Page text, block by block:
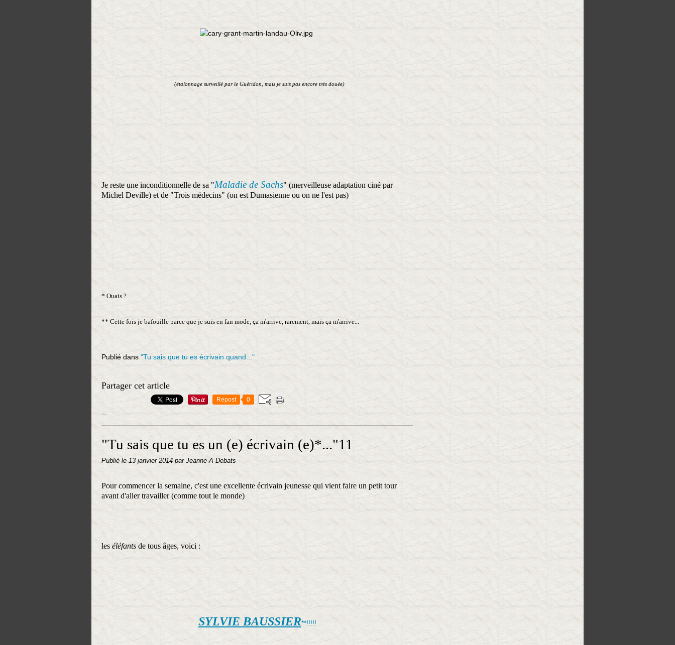
(étalonnage surveillé par le Guéridon, mais je suis pas encore très douée)
Je reste une inconditionnelle de sa "Maladie de Sachs" (merveilleuse adaptation ciné par
Michel Deville) et de "Trois médecins" (on est Dumasienne ou on ne l'est pas)
* Ouais ?
** Cette fois je bafouille parce que je suis en fan mode, ça m'arrive, rarement, mais ça m'arrive...
Publié dans "Tu sais que tu es écrivain quand..."
Partager cet article
Repost 0
"Tu sais que tu es un (e) écrivain (e)*..."11
Publié le 13 janvier 2014 par Jeanne-A Debats
Pour commencer la semaine, c'est une excellente écrivain jeunesse qui vient faire un petit tour
avant d'aller travailler (comme tout le monde)
les éléfants de tous âges, voici :
SYLVIE BAUSSIER**!!!!!